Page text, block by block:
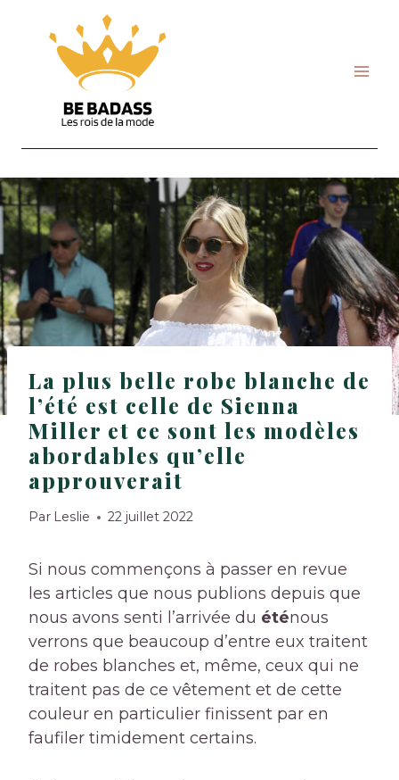
content
La plus belle robe blanche de
l’été est celle de Sienna
Miller et ce sont les modèles
abordables qu’elle
approuverait
Par Leslie 22 juillet 2022
Si nous commençons à passer en revue
les articles que nous publions depuis que
nous avons senti l’arrivée du éténous
verrons que beaucoup d’entre eux traitent
de robes blanches et, même, ceux qui ne
traitent pas de ce vêtement et de cette
couleur en particulier finissent par en
faufiler timidement certains.